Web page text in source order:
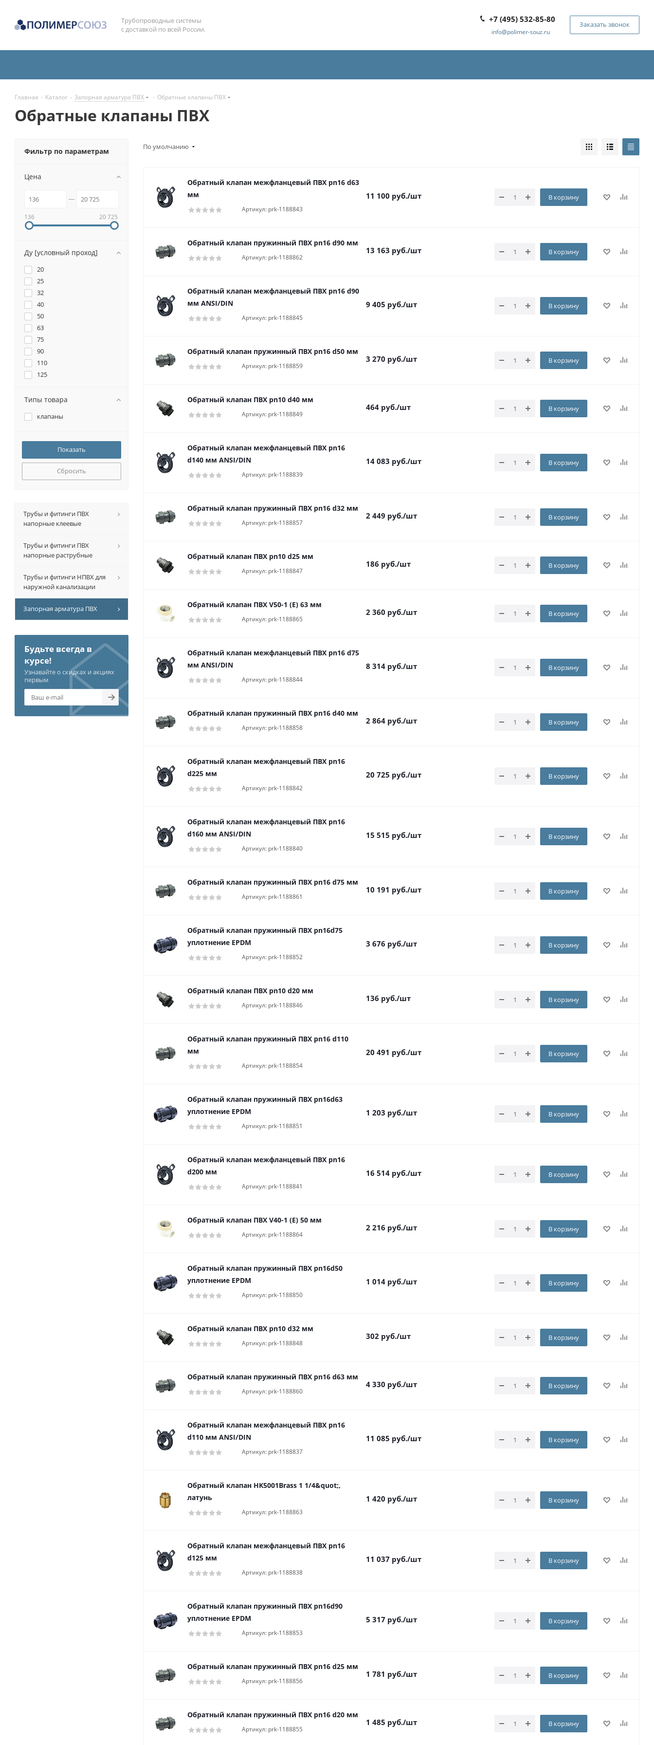
Трубопроводные системы
с доставкой по всей России.
+7 (495) 532-85-80
info@polimer-souz.ru
Заказать звонок
Главная - Каталог - Запорная арматура ПВХ - Обратные клапаны ПВХ
Обратные клапаны ПВХ
По умолчанию
Обратный клапан межфланцевый ПВХ pn16 d63
мм
Артикул: prk-1188843
11 100 руб./шт В корзину
Обратный клапан пружинный ПВХ pn16 d90 мм
Артикул: prk-1188862
13 163 руб./шт В корзину
Обратный клапан межфланцевый ПВХ pn16 d90
мм ANSI/DIN
Артикул: prk-1188845
9 405 руб./шт В корзину
Обратный клапан пружинный ПВХ pn16 d50 мм
Артикул: prk-1188859
3 270 руб./шт В корзину
Обратный клапан ПВХ pn10 d40 мм
Артикул: prk-1188849
464 руб./шт В корзину
Обратный клапан межфланцевый ПВХ pn16
d140 мм ANSI/DIN
Артикул: prk-1188839
14 083 руб./шт В корзину
Обратный клапан пружинный ПВХ pn16 d32 мм
Артикул: prk-1188857
2 449 руб./шт В корзину
Обратный клапан ПВХ pn10 d25 мм
Артикул: prk-1188847
186 руб./шт В корзину
Обратный клапан ПВХ V50-1 (E) 63 мм
Артикул: prk-1188865
2 360 руб./шт В корзину
Обратный клапан межфланцевый ПВХ pn16 d75
мм ANSI/DIN
Артикул: prk-1188844
8 314 руб./шт В корзину
Обратный клапан пружинный ПВХ pn16 d40 мм
Артикул: prk-1188858
2 864 руб./шт В корзину
Обратный клапан межфланцевый ПВХ pn16
d225 мм
Артикул: prk-1188842
20 725 руб./шт В корзину
Обратный клапан межфланцевый ПВХ pn16
d160 мм ANSI/DIN
Артикул: prk-1188840
15 515 руб./шт В корзину
Обратный клапан пружинный ПВХ pn16 d75 мм
Артикул: prk-1188861
10 191 руб./шт В корзину
Обратный клапан пружинный ПВХ pn16d75
уплотнение EPDM
Артикул: prk-1188852
3 676 руб./шт В корзину
Обратный клапан ПВХ pn10 d20 мм
Артикул: prk-1188846
136 руб./шт В корзину
Обратный клапан пружинный ПВХ pn16 d110
мм
Артикул: prk-1188854
20 491 руб./шт В корзину
Обратный клапан пружинный ПВХ pn16d63
уплотнение EPDM
Артикул: prk-1188851
1 203 руб./шт В корзину
Обратный клапан межфланцевый ПВХ pn16
d200 мм
Артикул: prk-1188841
16 514 руб./шт В корзину
Обратный клапан ПВХ V40-1 (E) 50 мм
Артикул: prk-1188864
2 216 руб./шт В корзину
Обратный клапан пружинный ПВХ pn16d50
уплотнение EPDM
Артикул: prk-1188850
1 014 руб./шт В корзину
Обратный клапан ПВХ pn10 d32 мм
Артикул: prk-1188848
302 руб./шт В корзину
Обратный клапан пружинный ПВХ pn16 d63 мм
Артикул: prk-1188860
4 330 руб./шт В корзину
Обратный клапан межфланцевый ПВХ pn16
d110 мм ANSI/DIN
Артикул: prk-1188837
11 085 руб./шт В корзину
Обратный клапан HK5001Brass 1 1/4&quot;,
латунь
Артикул: prk-1188863
1 420 руб./шт В корзину
Обратный клапан межфланцевый ПВХ pn16
d125 мм
Артикул: prk-1188838
11 037 руб./шт В корзину
Обратный клапан пружинный ПВХ pn16d90
уплотнение EPDM
Артикул: prk-1188853
5 317 руб./шт В корзину
Обратный клапан пружинный ПВХ pn16 d25 мм
Артикул: prk-1188856
1 781 руб./шт В корзину
Обратный клапан пружинный ПВХ pn16 d20 мм
Артикул: prk-1188855
1 485 руб./шт В корзину
Фильтр по параметрам
Цена
136 20 725
Ду [условный проход]
20
25
32
40
50
63
75
90
110
125
160
225
Типы товара
клапаны
Сбросить
Трубы и фитинги ПВХ
напорные клеевые
Трубы и фитинги ПВХ
напорные раструбные
Трубы и фитинги НПВХ для
наружной канализации
Запорная арматура ПВХ
Будьте всегда в
курсе!
Узнавайте о скидках и акциях
первым